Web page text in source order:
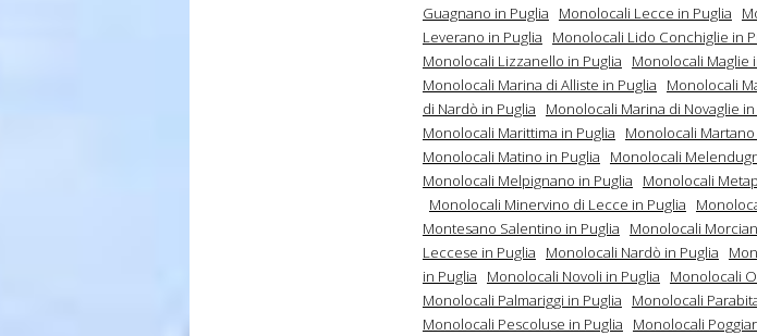
Guagnano in Puglia
Monolocali Lecce in Puglia
Leverano in Puglia
Monolocali Lido Conchiglie in
Monolocali Lizzanello in Puglia
Monolocali Maglie
Monolocali Marina di Alliste in Puglia
Monolocali
di Nardò in Puglia
Monolocali Marina di Novaglie in
Monolocali Marittima in Puglia
Monolocali Martano
Monolocali Matino in Puglia
Monolocali
Monolocali Melpignano in Puglia
Monolocali
Monolocali Minervino di Lecce in Puglia
Montesano Salentino in Puglia
Monolocali
Leccese in Puglia
Monolocali Nardò in Puglia
in Puglia
Monolocali Novoli in Puglia Monolocali
Monolocali Palmariggi in Puglia
Monolocali
Monolocali Pescoluse in Puglia
Monolocali